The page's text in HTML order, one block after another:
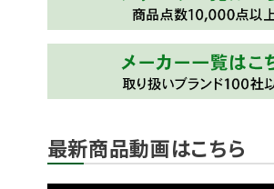
最新商品動画はこちら